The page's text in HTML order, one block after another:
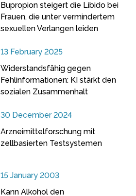
Bupropion steigert die Libido bei
Frauen, die unter vermindertem
sexuellen Verlangen leiden
13 February 2025
Widerstandsfähig gegen
Fehlinformationen: KI stärkt den
sozialen Zusammenhalt
30 December 2024
Arzneimittelforschung mit
zellbasierten Testsystemen
15 January 2003
Kann Alkohol den